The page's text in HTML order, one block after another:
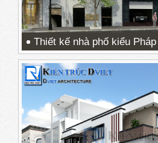
Thiết kế nhà phố kiểu Pháp